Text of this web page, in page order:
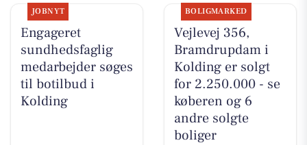
JOBNYT
Engageret
sundhedsfaglig
medarbejder søges
til botilbud i
Kolding
BOLIGMARKED
Vejlevej 356,
Bramdrupdam i
Kolding er solgt
for 2.250.000 - se
køberen og 6
andre solgte
boliger